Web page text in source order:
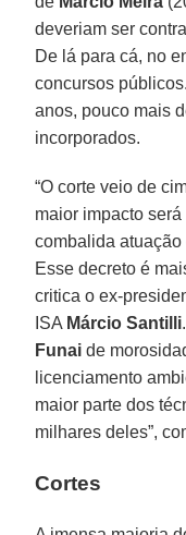
deveriam ser
De lá para cá, no
concursos
anos, pouco mais
incorporados.
“O corte veio de
maior impacto
combalida
Esse decreto é
critica o ex-
ISA Márcio Santilli
Funai de
licenciamento
maior parte dos
milhares deles”,
Cortes